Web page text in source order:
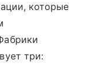
которые
три: